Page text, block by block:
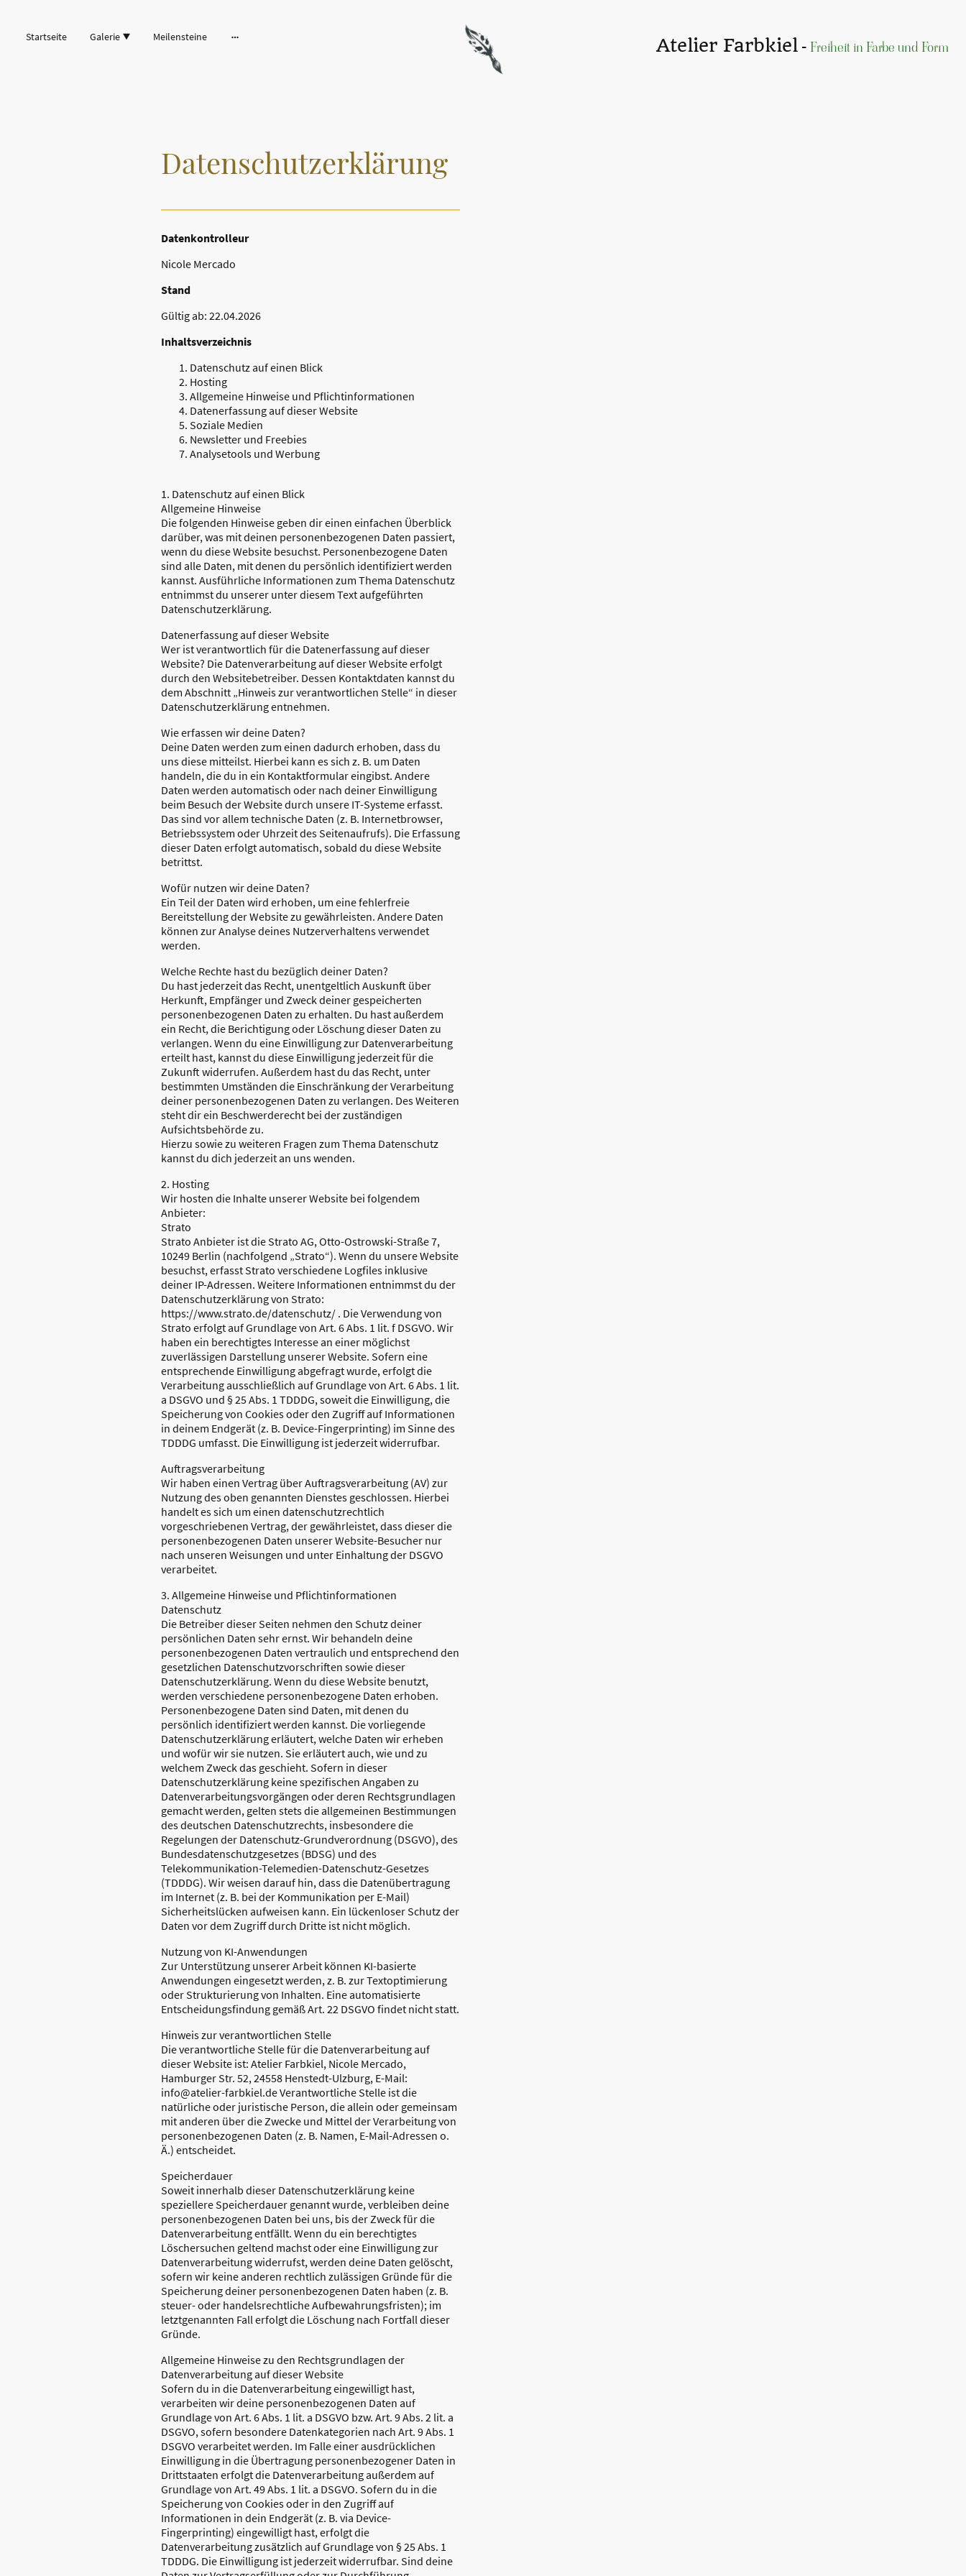
Startseite Galerie Meilensteine Atelier Farbkiel- Freiheit in Farbe und Form
Datenschutzerklärung
Datenkontrolleur
Nicole Mercado
Stand
Gültig ab: 22.04.2026
Inhaltsverzeichnis
Datenschutz auf einen Blick
Hosting
Allgemeine Hinweise und Pflichtinformationen
Datenerfassung auf dieser Website
Soziale Medien
Newsletter und Freebies
Analysetools und Werbung
1. Datenschutz auf einen Blick
Allgemeine Hinweise
Die folgenden Hinweise geben dir einen einfachen Überblick
darüber, was mit deinen personenbezogenen Daten passiert,
wenn du diese Website besuchst. Personenbezogene Daten
sind alle Daten, mit denen du persönlich identifiziert werden
kannst. Ausführliche Informationen zum Thema Datenschutz
entnimmst du unserer unter diesem Text aufgeführten
Datenschutzerklärung.
Datenerfassung auf dieser Website
Wer ist verantwortlich für die Datenerfassung auf dieser
Website? Die Datenverarbeitung auf dieser Website erfolgt
durch den Websitebetreiber. Dessen Kontaktdaten kannst du
dem Abschnitt „Hinweis zur verantwortlichen Stelle“ in dieser
Datenschutzerklärung entnehmen.
Wie erfassen wir deine Daten?
Deine Daten werden zum einen dadurch erhoben, dass du
uns diese mitteilst. Hierbei kann es sich z. B. um Daten
handeln, die du in ein Kontaktformular eingibst. Andere
Daten werden automatisch oder nach deiner Einwilligung
beim Besuch der Website durch unsere IT-Systeme erfasst.
Das sind vor allem technische Daten (z. B. Internetbrowser,
Betriebssystem oder Uhrzeit des Seitenaufrufs). Die Erfassung
dieser Daten erfolgt automatisch, sobald du diese Website
betrittst.
Wofür nutzen wir deine Daten?
Ein Teil der Daten wird erhoben, um eine fehlerfreie
Bereitstellung der Website zu gewährleisten. Andere Daten
können zur Analyse deines Nutzerverhaltens verwendet
werden.
Welche Rechte hast du bezüglich deiner Daten?
Du hast jederzeit das Recht, unentgeltlich Auskunft über
Herkunft, Empfänger und Zweck deiner gespeicherten
personenbezogenen Daten zu erhalten. Du hast außerdem
ein Recht, die Berichtigung oder Löschung dieser Daten zu
verlangen. Wenn du eine Einwilligung zur Datenverarbeitung
erteilt hast, kannst du diese Einwilligung jederzeit für die
Zukunft widerrufen. Außerdem hast du das Recht, unter
bestimmten Umständen die Einschränkung der Verarbeitung
deiner personenbezogenen Daten zu verlangen. Des Weiteren
steht dir ein Beschwerderecht bei der zuständigen
Aufsichtsbehörde zu.
Hierzu sowie zu weiteren Fragen zum Thema Datenschutz
kannst du dich jederzeit an uns wenden.
2. Hosting
Wir hosten die Inhalte unserer Website bei folgendem
Anbieter:
Strato
Strato Anbieter ist die Strato AG, Otto-Ostrowski-Straße 7,
10249 Berlin (nachfolgend „Strato“). Wenn du unsere Website
besuchst, erfasst Strato verschiedene Logfiles inklusive
deiner IP-Adressen. Weitere Informationen entnimmst du der
Datenschutzerklärung von Strato:
https://www.strato.de/datenschutz/ . Die Verwendung von
Strato erfolgt auf Grundlage von Art. 6 Abs. 1 lit. f DSGVO. Wir
haben ein berechtigtes Interesse an einer möglichst
zuverlässigen Darstellung unserer Website. Sofern eine
entsprechende Einwilligung abgefragt wurde, erfolgt die
Verarbeitung ausschließlich auf Grundlage von Art. 6 Abs. 1 lit.
a DSGVO und § 25 Abs. 1 TDDDG, soweit die Einwilligung, die
Speicherung von Cookies oder den Zugriff auf Informationen
in deinem Endgerät (z. B. Device-Fingerprinting) im Sinne des
TDDDG umfasst. Die Einwilligung ist jederzeit widerrufbar.
Auftragsverarbeitung
Wir haben einen Vertrag über Auftragsverarbeitung (AV) zur
Nutzung des oben genannten Dienstes geschlossen. Hierbei
handelt es sich um einen datenschutzrechtlich
vorgeschriebenen Vertrag, der gewährleistet, dass dieser die
personenbezogenen Daten unserer Website-Besucher nur
nach unseren Weisungen und unter Einhaltung der DSGVO
verarbeitet.
3. Allgemeine Hinweise und Pflichtinformationen
Datenschutz
Die Betreiber dieser Seiten nehmen den Schutz deiner
persönlichen Daten sehr ernst. Wir behandeln deine
personenbezogenen Daten vertraulich und entsprechend den
gesetzlichen Datenschutzvorschriften sowie dieser
Datenschutzerklärung. Wenn du diese Website benutzt,
werden verschiedene personenbezogene Daten erhoben.
Personenbezogene Daten sind Daten, mit denen du
persönlich identifiziert werden kannst. Die vorliegende
Datenschutzerklärung erläutert, welche Daten wir erheben
und wofür wir sie nutzen. Sie erläutert auch, wie und zu
welchem Zweck das geschieht. Sofern in dieser
Datenschutzerklärung keine spezifischen Angaben zu
Datenverarbeitungsvorgängen oder deren Rechtsgrundlagen
gemacht werden, gelten stets die allgemeinen Bestimmungen
des deutschen Datenschutzrechts, insbesondere die
Regelungen der Datenschutz-Grundverordnung (DSGVO), des
Bundesdatenschutzgesetzes (BDSG) und des
Telekommunikation-Telemedien-Datenschutz-Gesetzes
(TDDDG). Wir weisen darauf hin, dass die Datenübertragung
im Internet (z. B. bei der Kommunikation per E-Mail)
Sicherheitslücken aufweisen kann. Ein lückenloser Schutz der
Daten vor dem Zugriff durch Dritte ist nicht möglich.
Nutzung von KI-Anwendungen
Zur Unterstützung unserer Arbeit können KI-basierte
Anwendungen eingesetzt werden, z. B. zur Textoptimierung
oder Strukturierung von Inhalten. Eine automatisierte
Entscheidungsfindung gemäß Art. 22 DSGVO findet nicht statt.
Hinweis zur verantwortlichen Stelle
Die verantwortliche Stelle für die Datenverarbeitung auf
dieser Website ist: Atelier Farbkiel, Nicole Mercado,
Hamburger Str. 52, 24558 Henstedt-Ulzburg, E-Mail:
info@atelier-farbkiel.de Verantwortliche Stelle ist die
natürliche oder juristische Person, die allein oder gemeinsam
mit anderen über die Zwecke und Mittel der Verarbeitung von
personenbezogenen Daten (z. B. Namen, E-Mail-Adressen o.
Ä.) entscheidet.
Speicherdauer
Soweit innerhalb dieser Datenschutzerklärung keine
speziellere Speicherdauer genannt wurde, verbleiben deine
personenbezogenen Daten bei uns, bis der Zweck für die
Datenverarbeitung entfällt. Wenn du ein berechtigtes
Löschersuchen geltend machst oder eine Einwilligung zur
Datenverarbeitung widerrufst, werden deine Daten gelöscht,
sofern wir keine anderen rechtlich zulässigen Gründe für die
Speicherung deiner personenbezogenen Daten haben (z. B.
steuer- oder handelsrechtliche Aufbewahrungsfristen); im
letztgenannten Fall erfolgt die Löschung nach Fortfall dieser
Gründe.
Allgemeine Hinweise zu den Rechtsgrundlagen der
Datenverarbeitung auf dieser Website
Sofern du in die Datenverarbeitung eingewilligt hast,
verarbeiten wir deine personenbezogenen Daten auf
Grundlage von Art. 6 Abs. 1 lit. a DSGVO bzw. Art. 9 Abs. 2 lit. a
DSGVO, sofern besondere Datenkategorien nach Art. 9 Abs. 1
DSGVO verarbeitet werden. Im Falle einer ausdrücklichen
Einwilligung in die Übertragung personenbezogener Daten in
Drittstaaten erfolgt die Datenverarbeitung außerdem auf
Grundlage von Art. 49 Abs. 1 lit. a DSGVO. Sofern du in die
Speicherung von Cookies oder in den Zugriff auf
Informationen in dein Endgerät (z. B. via Device-
Fingerprinting) eingewilligt hast, erfolgt die
Datenverarbeitung zusätzlich auf Grundlage von § 25 Abs. 1
TDDDG. Die Einwilligung ist jederzeit widerrufbar. Sind deine